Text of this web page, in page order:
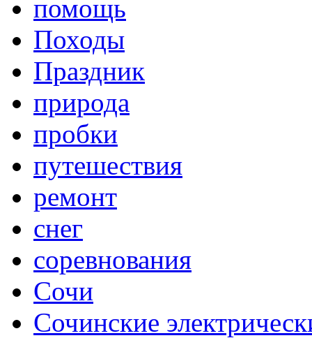
помощь
Походы
Праздник
природа
пробки
путешествия
ремонт
снег
соревнования
Сочи
Сочинские